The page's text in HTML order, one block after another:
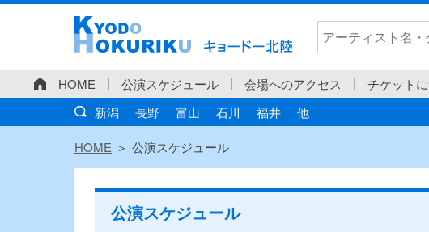
HOME 公演スケジュール 会場へのアクセス チケット
新潟
長野 富山 石川 福井 他
HOME 公演スケジュール
公演スケジュール